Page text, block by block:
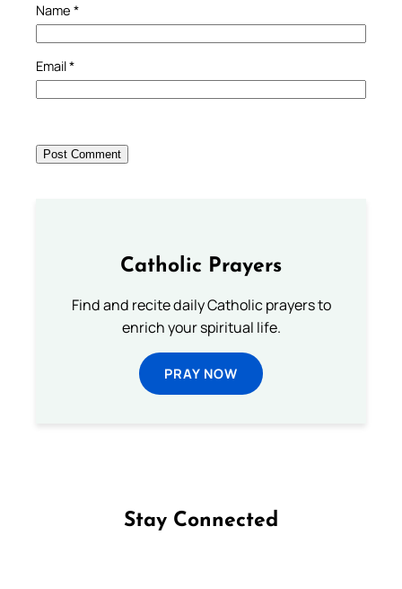
Name *
Email*
Catholic Prayers
Find and recite daily Catholic prayers to
enrich your spiritual life.
PRAY NOW
Stay Connected